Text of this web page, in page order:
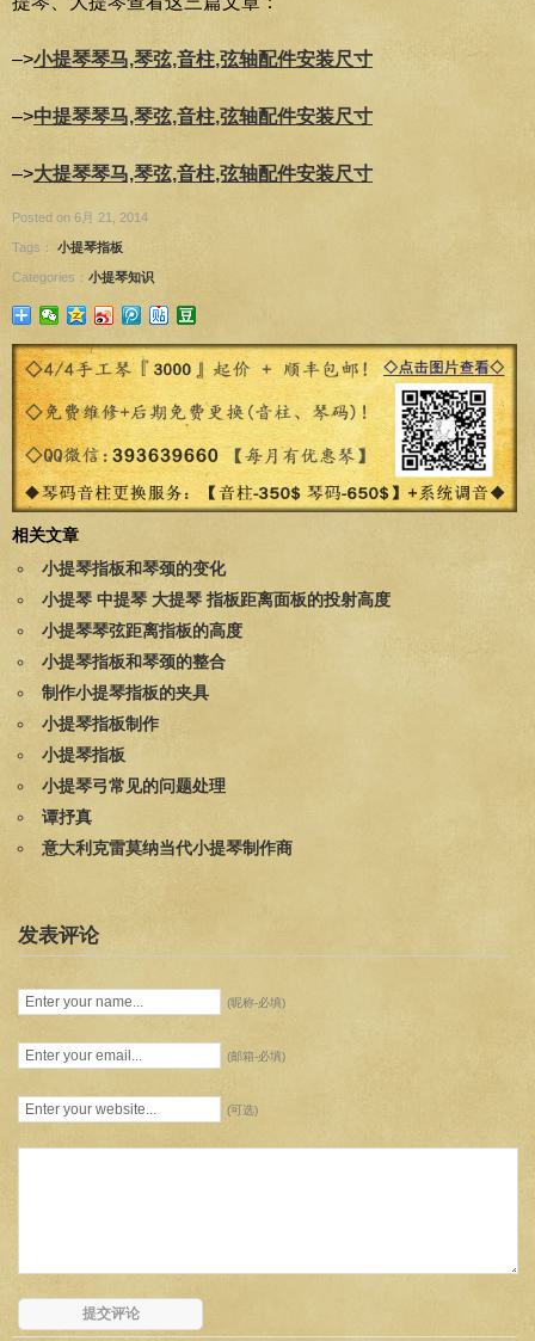
–>小提琴琴马,琴弦,音柱,弦轴配件安装尺寸
–>中提琴琴马,琴弦,音柱,弦轴配件安装尺寸
–>大提琴琴马,琴弦,音柱,弦轴配件安装尺寸
Posted on 6月 21, 2014
Tags： 小提琴指板
Categories： 小提琴知识
相关文章
小提琴指板和琴颈的变化
小提琴 中提琴 大提琴 指板距离面板的投射高度
小提琴琴弦距离指板的高度
小提琴指板和琴颈的整合
制作小提琴指板的夹具
小提琴指板制作
小提琴指板
小提琴弓常见的问题处理
谭抒真
意大利克雷莫纳当代小提琴制作商
发表评论
(昵称-必填)
(邮箱-必填)
(可选)